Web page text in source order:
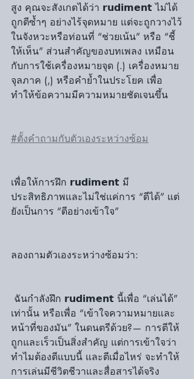
สูง คุณจะสังเกตได้ว่า 𝗿𝘂𝗱𝗶𝗺𝗲𝗻𝘁 ไม่ได้
ถูกตีซ้ำๆ อย่างไร้จุดหมาย แต่จะถูกวางไว้
ในจังหวะหรือท่อนที่ “ช่วยเน้น” หรือ “ชี้
ให้เห็น” ส่วนสำคัญของบทเพลง เหมือน
กับการใช้เครื่องหมายจุด (.) เครื่องหมาย
จุลภาค (,) หรือคำย้ำในประโยค เพื่อ
ทำให้ข้อความมีความหมายชัดเจนขึ้น
#ตั้งคำถามกับตัวเองระหว่างซ้อม
เพื่อให้การฝึก 𝗿𝘂𝗱𝗶𝗺𝗲𝗻𝘁 มี
ประสิทธิภาพและไม่ใช่แค่การ “ตีได้” แต่
ยังเป็นการ “ตีอย่างเข้าใจ”
ลองถามตัวเองระหว่างซ้อมว่า:
เท่านั้น หรือเพื่อ “เข้าใจความหมายและ
หน้าที่ของมัน” ในดนตรีด้วย?— การตีให้
ถูกและเร็วเป็นสิ่งสำคัญ แต่การเข้าใจว่า
ทำไมต้องตีแบบนี้ และตีเมื่อไหร่ จะทำให้
การเล่นมีชีวิตชีวาและสื่อสารได้จริง